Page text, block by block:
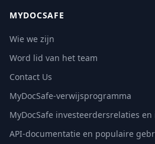
MYDOCSAFE
Wie we zijn
Word lid van het team
Contact Us
MyDocSafe-verwijsprogramma
MyDocSafe investeerdersrelaties
API-documentatie en populaire